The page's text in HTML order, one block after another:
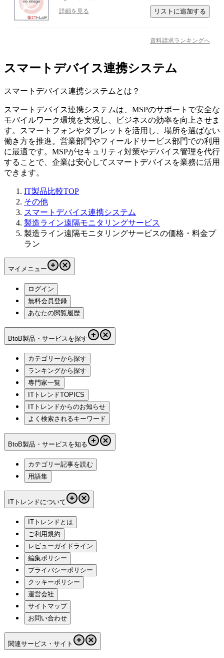
詳細を見る リストに追加する
資料請求ランキングへ
スマートデバイス連携システム
スマートデバイス連携システム とは？
スマートデバイス連携システムは、MSPのサポートで安全な
モバイルワーク環境を実現し、ビジネスの効率を向上させま
す。スマートフォンやタブレットを活用し、場所を選ばない
働き方を推進。営業部門やフィールドサービス部門での利用
に最適です。MSPがセキュリティ対策やデバイス管理を代行
することで、企業は安心してスマートデバイスを業務に活用
できます。
IT製品比較TOP
その他
スマートデバイス連携システム
製造ライン遠隔モニタリングサービス
製造ライン遠隔モニタリングサービスの価格・料金プ
ラン
マイメニュー
ログイン
無料会員登録
あなたの閲覧履歴
BtoB製品・サービスを探す
カテゴリーから探す
ランキングから探す
専門家一覧
ITトレンドTOPICS
ITトレンドからのお知らせ
よく検索されるキーワード
BtoB製品・サービスを知る
カテゴリー記事を読む
用語集
ITトレンドについて
ITトレンドとは
ご利用規約
レビューガイドライン
編集ポリシー
プライバシーポリシー
クッキーポリシー
運営会社
サイトマップ
お問い合わせ
関連サービス・サイト